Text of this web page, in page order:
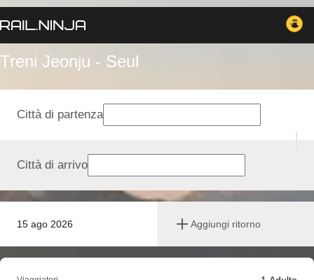
Treni Jeonju - Seul
15 ago 2026 Aggiungi ritorno
Città di partenza
Città di arrivo